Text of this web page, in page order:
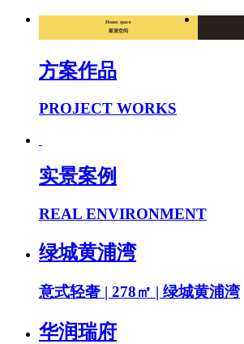
Home space
家居空间
方案作品
PROJECT WORKS
实景案例
REAL ENVIRONMENT
绿城黄浦湾
意式轻奢 | 278㎡ | 绿城黄浦湾
华润瑞府